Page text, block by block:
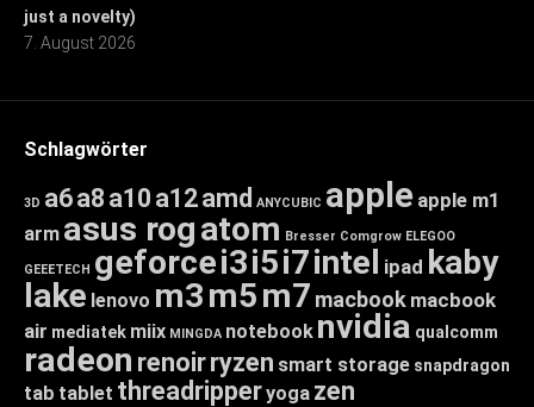
just a novelty)
7. August 2026
Schlagwörter
3D a6a8 a10 a12amd ANYCUBIC apple apple m1
arm asus rogatom Bresser Comgrow ELEGOO
GEEETECH geforcei3i5i7intel ipad kaby
lake lenovo m3m5m7 macbook macbook
air mediatek miix MINGDA notebook nvidia qualcomm
radeon renoirryzen smart storage snapdragon
tab tablet threadripperyoga zen